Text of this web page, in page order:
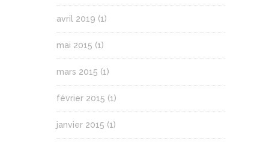
avril 2019 (1)
mai 2015 (1)
mars 2015 (1)
février 2015 (1)
janvier 2015 (1)